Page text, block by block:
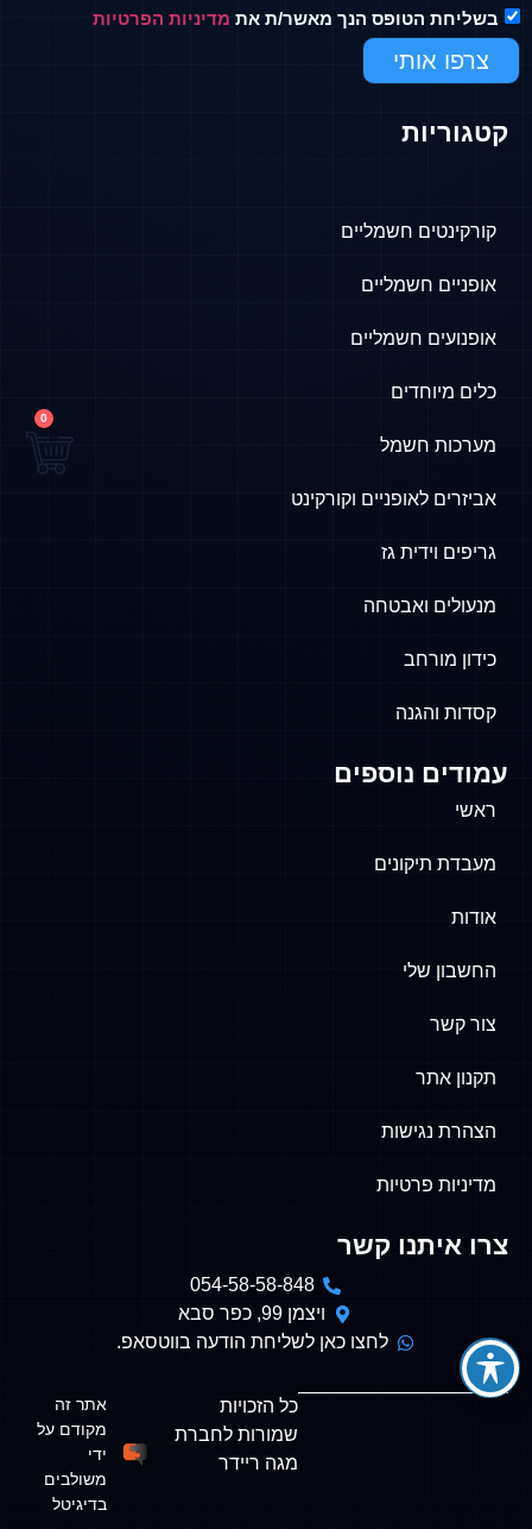
וחיסכון משמעותי לאורך זמן.
בשליחת הטופס הנך מאשר/ת את מדיניות הפרטיות
צרפו אותי
קטגוריות
קורקינטים חשמליים
אופניים חשמליים
אופנועים חשמליים
כלים מיוחדים
מערכות חשמל
אביזרים לאופניים וקורקינט
גריפים וידית גז
מנעולים ואבטחה
כידון מורחב
קסדות והגנה
עמודים נוספים
ראשי
מעבדת תיקונים
אודות
החשבון שלי
צור קשר
תקנון אתר
הצהרת נגישות
מדיניות פרטיות
צרו איתנו קשר
054-58-58-848
ויצמן 99, כפר סבא
לחצו כאן לשליחת הודעה בווטסאפ.
0
כל הזכויות
שמורות לחברת
מגה ריידר
אתר זה
מקודם על
ידי
משולבים
בדיגיטל